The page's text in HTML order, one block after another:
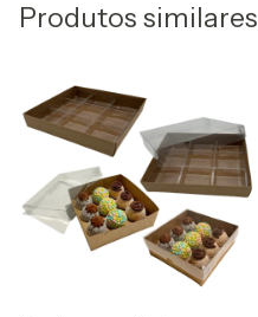
Produtos similares